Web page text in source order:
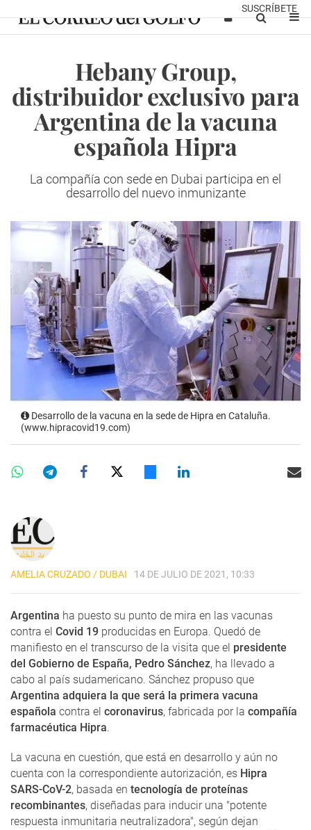
SUSCRÍBETE
Hebany Group,
distribuidor exclusivo para
Argentina de la vacuna
española Hipra
La compañía con sede en Dubai participa en el
desarrollo del nuevo inmunizante
Desarrollo de la vacuna en la sede de Hipra en Cataluña.
(www.hipracovid19.com)
AMELIA CRUZADO / DUBAI 14 DE JULIO DE 2021, 10:33
Argentina ha puesto su punto de mira en las vacunas
contra el Covid 19 producidas en Europa. Quedó de
manifiesto en el transcurso de la visita que el presidente
del Gobierno de España, Pedro Sánchez, ha llevado a
cabo al país sudamericano. Sánchez propuso que
Argentina adquiera la que será la primera vacuna
española contra el coronavirus, fabricada por la compañía
farmacéutica Hipra.
La vacuna en cuestión, que está en desarrollo y aún no
cuenta con la correspondiente autorización, es Hipra
SARS-CoV-2, basada en tecnología de proteínas
recombinantes, diseñadas para inducir una "potente
respuesta inmunitaria neutralizadora", según dejan